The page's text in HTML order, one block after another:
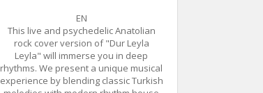
EN
This live and psychedelic Anatolian
rock cover version of "Dur Leyla
Leyla" will immerse you in deep
rhythms. We present a unique musical
experience by blending classic Turkish